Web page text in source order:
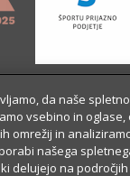
da naše
vsebino in oglase,
omrežij in
našega
delujejo na